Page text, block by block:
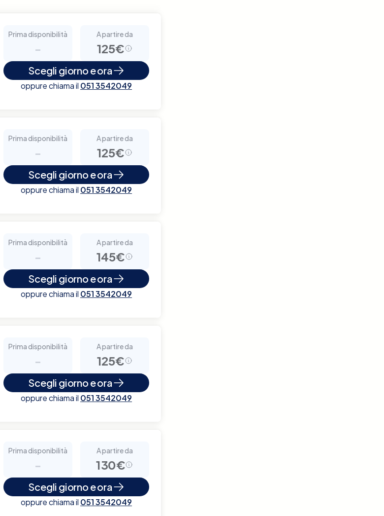
Prima disponibilità
-
A partire da
125€
Scegli giorno e ora
oppure chiama il 051 3542049
Prima disponibilità
-
A partire da
125€
Scegli giorno e ora
oppure chiama il 051 3542049
Prima disponibilità
-
A partire da
145€
Scegli giorno e ora
oppure chiama il 051 3542049
Prima disponibilità
-
A partire da
125€
Scegli giorno e ora
oppure chiama il 051 3542049
Prima disponibilità
-
A partire da
130€
Scegli giorno e ora
oppure chiama il 051 3542049